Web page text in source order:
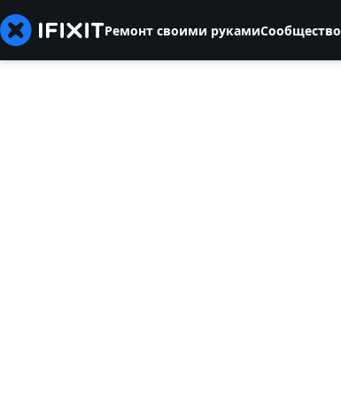
Ремонт своими рукамиСообщество